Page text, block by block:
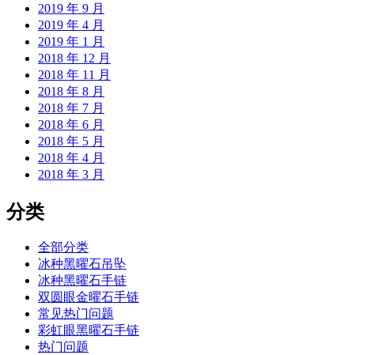
2019 年 9 月
2019 年 4 月
2019 年 1 月
2018 年 12 月
2018 年 11 月
2018 年 8 月
2018 年 7 月
2018 年 6 月
2018 年 5 月
2018 年 4 月
2018 年 3 月
分类
全部分类
冰种黑曜石吊坠
冰种黑曜石手链
双圆眼金曜石手链
常见热门问题
彩虹眼黑曜石手链
热门问题